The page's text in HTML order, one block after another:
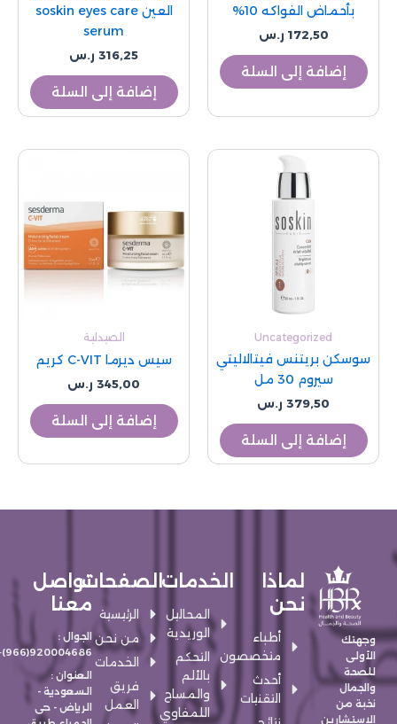
بأحماض الفواكه 10%
172,50 ر.س
إضافة إلى السلة
العين soskin eyes care
serum
316,25 ر.س
إضافة إلى السلة
Uncategorized
سوسكن بريتنس فيتالاليتي
سيروم 30 مل
379,50 ر.س
إضافة إلى السلة
الصيدلية
سيس ديرما C-VIT كريم
345,00 ر.س
إضافة إلى السلة
وجهتك
الأولى
للصحة
والجمال
نخبة من
الإستشارين
لماذا
نحن
أطباء
متخصصون
أحدث
التقنيات
الخدمات
المحاليل
الوريدية
التحكم
بالألم
والمساج
اللمفاوي
الصفحات
الرئيسية
من نحن
الخدمات
فريق
العمل
تواصل
معنا
الجوال :
920004686(966)+
العنوان :
السعودية -
الرياض - حى